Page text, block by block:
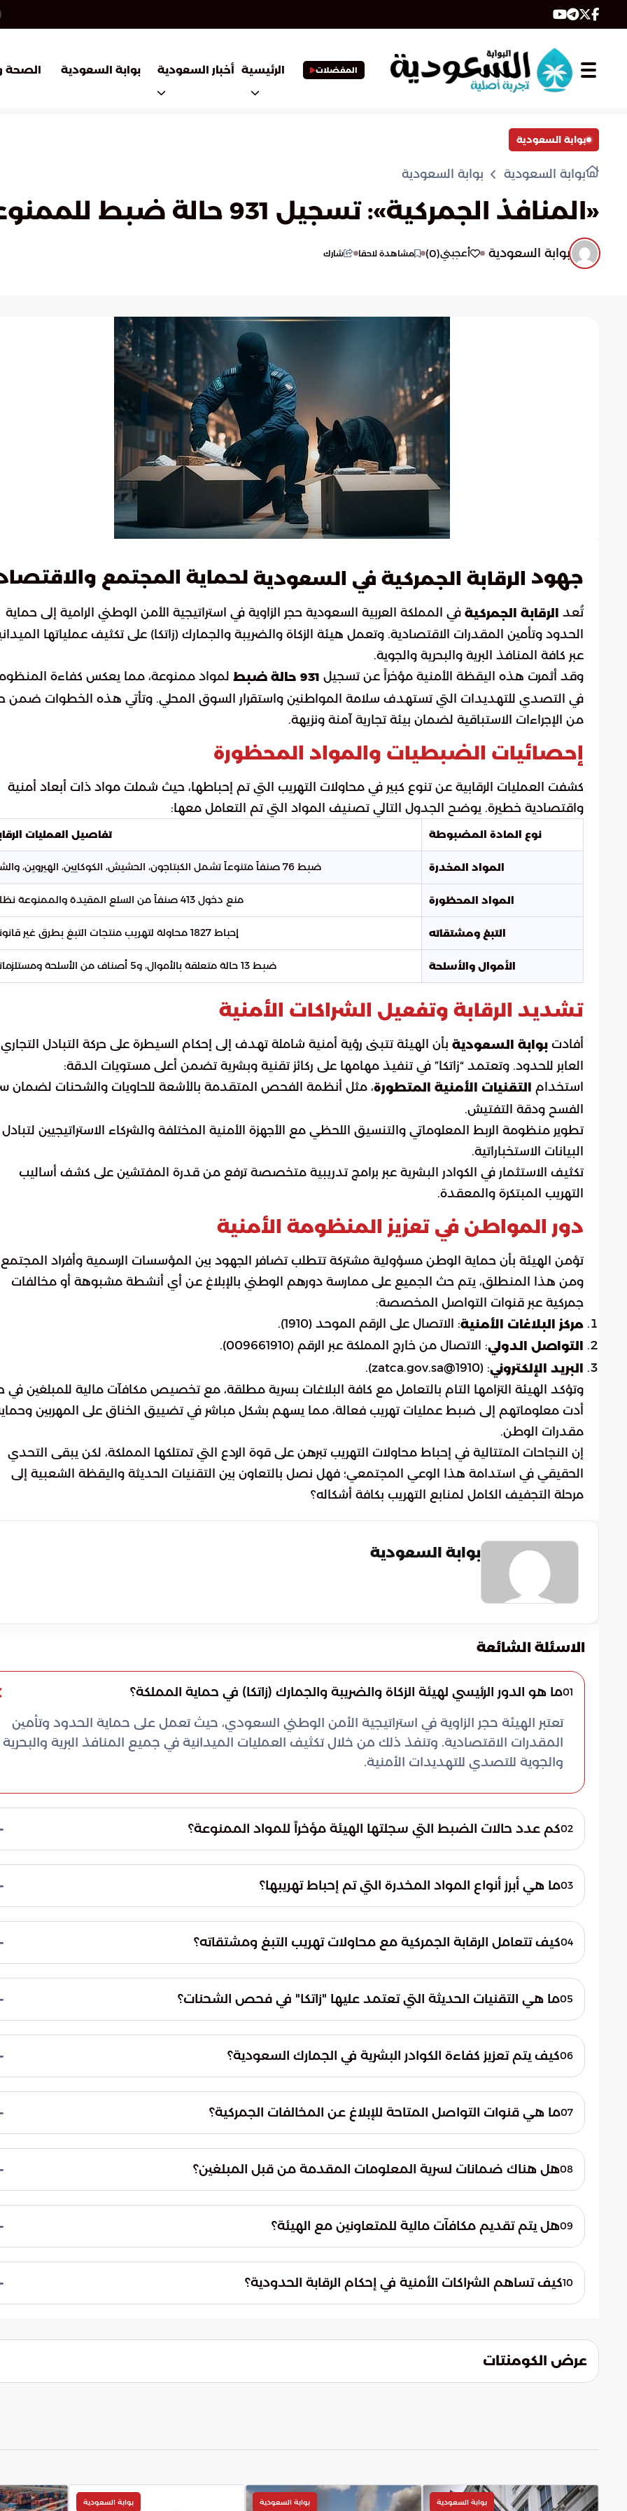
المفضلات الرئيسية أخبار السعودية بوابة السعودية الصحة
بوابة السعودية
بوابة السعودية بوابة السعودية
«المنافذ الجمركية»: تسجيل 931 حالة ضبط للممنوعات خلال أسبوع
بوابة السعودية أعجبني(
0
) مشاهدة لاحقا شارك
جهود الرقابة الجمركية في السعودية لحماية المجتمع
تُعد الرقابة الجمركية في المملكة العربية السعودية حجر الزاوية في استراتيجية الأمن الوطني الرامية إلى حماية
الحدود وتأمين المقدرات الاقتصادية. وتعمل هيئة الزكاة والضريبة والجمارك (زاتكا) على تكثيف عملياتها
عبر كافة المنافذ البرية والبحرية والجوية.
وقد أثمرت هذه اليقظة الأمنية مؤخراً عن تسجيل 931 حالة ضبط
لمواد ممنوعة، مما يعكس كفاءة
في التصدي للتهديدات التي تستهدف سلامة المواطنين واستقرار السوق المحلي. وتأتي هذه الخطوات ضمن
من الإجراءات الاستباقية لضمان بيئة تجارية آمنة ونزيهة.
إحصائيات الضبطيات والمواد المحظورة
كشفت العمليات الرقابية عن تنوع كبير في محاولات التهريب التي تم إحباطها، حيث شملت مواد ذات أبعاد أمنية
واقتصادية خطيرة. يوضح الجدول التالي تصنيف المواد التي تم التعامل معها:
نوع المادة المضبوطة تفاصيل العمليات
المواد المخدرة ضبط 76 صنفاً متنوعاً تشمل الكبتاجون، الحشيش، الكوكايين، الهيروين، والشبو.
المواد المحظورة منع دخول 413 صنفاً من السلع المقيدة والممنوعة نظاماً.
التبغ ومشتقاته إحباط 1827 محاولة لتهريب منتجات التبغ بطرق غير قانونية.
الأموال والأسلحة ضبط 13 حالة متعلقة بالأموال، و5 أصناف من الأسلحة ومستلزماتها.
تشديد الرقابة وتفعيل الشراكات الأمنية
أفادت بوابة السعودية بأن الهيئة تتبنى رؤية أمنية شاملة تهدف إلى إحكام السيطرة على حركة التبادل التجاري
العابر للحدود. وتعتمد “زاتكا” في تنفيذ مهامها على ركائز تقنية وبشرية تضمن أعلى مستويات الدقة:
استخدام
التقنيات الأمنية المتطورة، مثل أنظمة الفحص المتقدمة بالأشعة للحاويات والشحنات لضمان
الفسح ودقة التفتيش.
تطوير منظومة الربط المعلوماتي والتنسيق اللحظي مع الأجهزة الأمنية المختلفة والشركاء الاستراتيجيين لتبادل
البيانات الاستخباراتية.
تكثيف الاستثمار في الكوادر البشرية عبر برامج تدريبية متخصصة ترفع من قدرة المفتشين على كشف أساليب
التهريب المبتكرة والمعقدة.
دور المواطن في تعزيز المنظومة الأمنية
تؤمن الهيئة بأن حماية الوطن مسؤولية مشتركة تتطلب تضافر الجهود بين المؤسسات الرسمية وأفراد
ومن هذا المنطلق، يتم حث الجميع على ممارسة دورهم الوطني بالإبلاغ عن أي أنشطة مشبوهة أو مخالفات
جمركية عبر قنوات التواصل المخصصة:
مركز البلاغات الأمنية: الاتصال على الرقم الموحد (1910).
التواصل الدولي: الاتصال من خارج المملكة عبر الرقم (009661910).
البريد الإلكتروني: (1910@zatca.gov.sa).
وتؤكد الهيئة التزامها التام بالتعامل مع كافة البلاغات بسرية مطلقة، مع تخصيص مكافآت مالية للمبلغين في
أدت معلوماتهم إلى ضبط عمليات تهريب فعالة، مما يسهم بشكل مباشر في تضييق الخناق على المهربين
مقدرات الوطن.
إن النجاحات المتتالية في إحباط محاولات التهريب تبرهن على قوة الردع التي تمتلكها المملكة، لكن يبقى التحدي
الحقيقي في استدامة هذا الوعي المجتمعي؛ فهل نصل بالتعاون بين التقنيات الحديثة واليقظة الشعبية إلى
مرحلة التجفيف الكامل لمنابع التهريب بكافة أشكاله؟
بوابة السعودية
الاسئلة الشائعة
01ما هو الدور الرئيسي لهيئة الزكاة والضريبة والجمارك (زاتكا) في حماية المملكة؟
تعتبر الهيئة حجر الزاوية في استراتيجية الأمن الوطني السعودي، حيث تعمل على حماية الحدود وتأمين
المقدرات الاقتصادية. وتنفذ ذلك من خلال تكثيف العمليات الميدانية في جميع المنافذ البرية والبحرية
والجوية للتصدي للتهديدات الأمنية.
02كم عدد حالات الضبط التي سجلتها الهيئة مؤخراً للمواد الممنوعة؟
كفاءة المنظومة الجمركية وقدرتها العالية على رصد وإحباط المحاولات التي تستهدف سلامة
المواطنين واستقرار السوق المحلي بفاعلية كبيرة.
03ما هي أبرز أنواع المواد المخدرة التي تم إحباط تهريبها؟
هذه المواد حبوب الكبتاجون، والحشيش، والكوكايين، بالإضافة إلى الهيروين ومادة الشبو، مما يبرز تنوع
التهديدات التي تواجهها المنافذ.
04كيف تتعامل الرقابة الجمركية مع محاولات تهريب التبغ ومشتقاته؟
قانونية. تهدف هذه الإجراءات إلى منع التهرب الضريبي وحماية الاقتصاد الوطني من السلع غير
الخاضعة للرقابة والمعايير الرسمية.
05ما هي التقنيات الحديثة التي تعتمد عليها "زاتكا" في فحص الشحنات؟
للحاويات والشحنات. تساهم هذه التقنيات في تسريع عمليات الفسح الجمركي مع ضمان أعلى
مستويات الدقة في التفتيش دون الإخلال بانسيابية الحركة التجارية.
06كيف يتم تعزيز كفاءة الكوادر البشرية في الجمارك السعودية؟
البرامج إلى رفع مهارات الكوادر البشرية في كشف أساليب التهريب المبتكرة والمعقدة، مما يضمن
مواكبة التطور المستمر في حيل المهربين.
07ما هي قنوات التواصل المتاحة للإبلاغ عن المخالفات الجمركية؟
(009661910) للمتصلين من الخارج. كما يمكن التواصل عبر البريد الإلكتروني المخصص
08هل هناك ضمانات لسرية المعلومات المقدمة من قبل المبلغين؟
هذه الضمانات إلى حماية هوية المبلغين وتشجيع أفراد المجتمع على ممارسة دورهم الوطني في
حماية البلاد دون خوف من أي تداعيات.
09هل يتم تقديم مكافآت مالية للمتعاونين مع الهيئة؟
تهريب فعلية. وتعتبر هذه الخطوة تحفيزاً للمواطنين والمقيمين للمساهمة في تضييق الخناق على
المهربين وحماية مقدرات الوطن الاقتصادية والأمنية.
10كيف تساهم الشراكات الأمنية في إحكام الرقابة الحدودية؟
القرار الاستباقي وإحباط عمليات التهريب قبل وقوعها.
عرض الكومنتات
بوابة السعودية بوابة السعودية بوابة السعودية